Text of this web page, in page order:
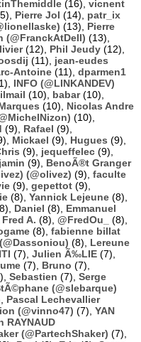
(16), vicnent
Pierre Jol (14), patr_ix
(13), Pierre
(@FranckAtDell) (13),
(12), Phil Jeudy (12),
(11), jean-eudes
Antoine (11), dparmen1
INFO (@LINKANDEV)
(10), babar(10),
(10), Nicolas Andre
(10),
(9), Rafael (9),
Mickael (9), Hugues (9),
(9), jequeffelec (9),
(9), BenoÃ®t Granger
(@olivez) (9), faculte
(9), gepettot (9),
(8), Yannick Lejeune (8),
Daniel (8), Emmanuel
Fred A. (8), @FredOu_
(8),
(8), fabienne billat
(8), Lereune
ITI (7), Julien Ã‰LIE (7),
(7), Bruno (7),
Sebastien (7), Serge
(@slebarque)
Pascal Lechevallier
(@vinno47) (7), YAN
RAYNAUD
(@PartechShaker) (7),